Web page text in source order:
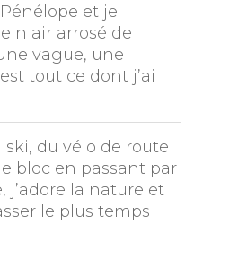
et je
air arrosé de
vague, une
tout ce dont j’ai
du vélo de route
bloc en passant par
j’adore la nature et
le plus temps